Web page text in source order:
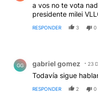
a vos no te vota
presidente milei
RESPONDER 3 0
GG gabriel gomez 23
Todavía sigue
RESPONDER 2 0